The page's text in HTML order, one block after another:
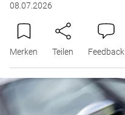
08.07.2026
Merken Teilen Feedback